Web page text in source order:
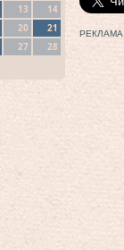
13
14
20
21
27
28
РЕКЛАМА